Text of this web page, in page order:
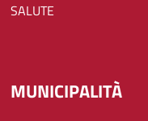
SALUTE
MUNICIPALITÀ